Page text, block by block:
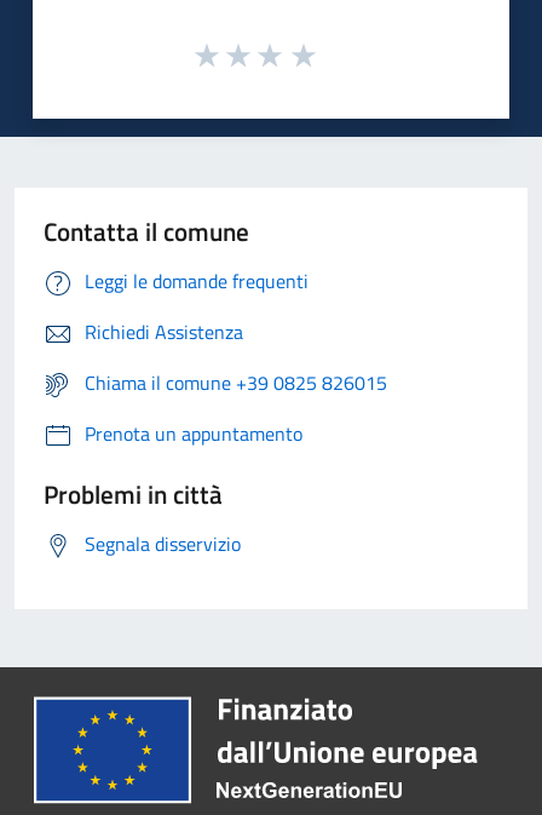
Contatta il comune
Leggi le domande frequenti
Richiedi Assistenza
Chiama il comune +39 0825 826015
Prenota un appuntamento
Problemi in città
Segnala disservizio